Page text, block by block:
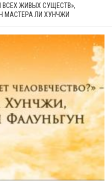
ВСЕХ ЖИВЫХ СУЩЕСТВ»,
МАСТЕРА ЛИ ХУНЧЖИ